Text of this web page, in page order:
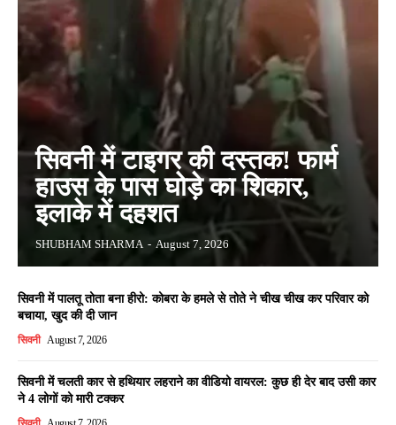
सिवनी में टाइगर की दस्तक! फार्म
हाउस के पास घोड़े का शिकार,
इलाके में दहशत
SHUBHAM SHARMA - August 7, 2026
सिवनी में पालतू तोता बना हीरो: कोबरा के हमले से तोते ने चीख चीख कर परिवार को
बचाया, खुद की दी जान
सिवनी August 7, 2026
सिवनी में चलती कार से हथियार लहराने का वीडियो वायरल: कुछ ही देर बाद उसी कार
ने 4 लोगों को मारी टक्कर